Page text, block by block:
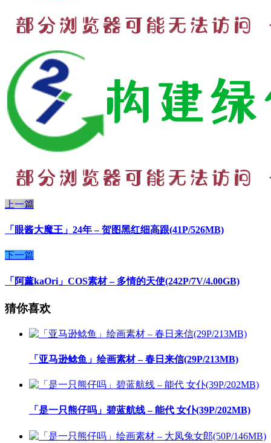
上一篇
「眼酱大魔王」24年 – 贺图黑红细高跟(41P/526MB)
下一篇
「阿薰kaOri」COS素材 – 多情的天使(242P/7V/4.00GB)
猜你喜欢
「亚马逊鲶鱼」绘画素材 – 春日来信(29P/213MB)
「是一只熊仔吗」碧蓝航线 – 能代 女仆(39P/202MB)